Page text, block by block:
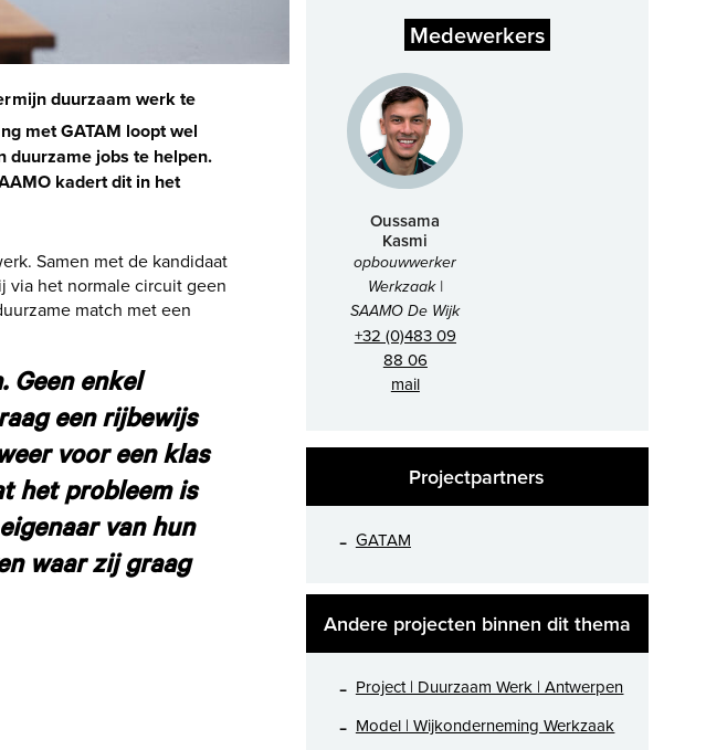
duurzaam werk te
met GATAM loopt wel
duurzame jobs te helpen.
kadert dit in het
Samen met de kandidaat
via het normale circuit geen
match met een
Geen enkel
een rijbewijs
voor een klas
het probleem is
van hun
waar zij graag
Medewerkers
Oussama
Kasmi
opbouwwerker
Werkzaak |
SAAMO De Wijk
+32 (0)483 09
88 06
mail
Projectpartners
GATAM
Andere projecten binnen dit thema
Project | Duurzaam Werk | Antwerpen
Model | Wijkonderneming Werkzaak